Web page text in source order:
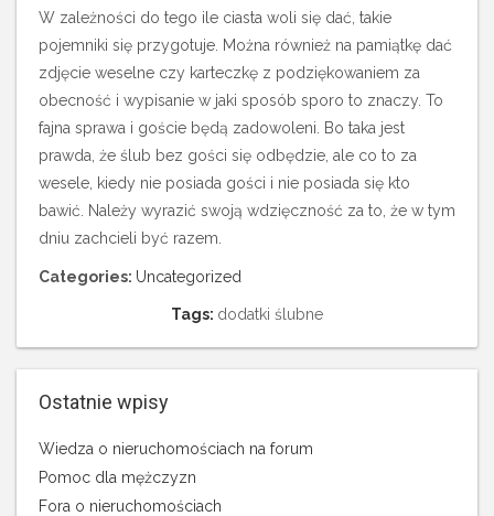
W zależności do tego ile ciasta woli się dać, takie
pojemniki się przygotuje. Można również na pamiątkę dać
zdjęcie weselne czy karteczkę z podziękowaniem za
obecność i wypisanie w jaki sposób sporo to znaczy. To
fajna sprawa i goście będą zadowoleni. Bo taka jest
prawda, że ślub bez gości się odbędzie, ale co to za
wesele, kiedy nie posiada gości i nie posiada się kto
bawić. Należy wyrazić swoją wdzięczność za to, że w tym
dniu zachcieli być razem.
Categories: Uncategorized
Tags: dodatki ślubne
Ostatnie wpisy
Wiedza o nieruchomościach na forum
Pomoc dla mężczyzn
Fora o nieruchomościach